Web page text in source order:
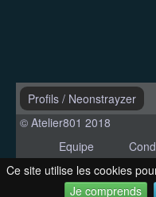
Ce site utilise les cookies
Je comprends
Profils / Neonstrayzer
© Atelier801 2018
Equipe
Politique de